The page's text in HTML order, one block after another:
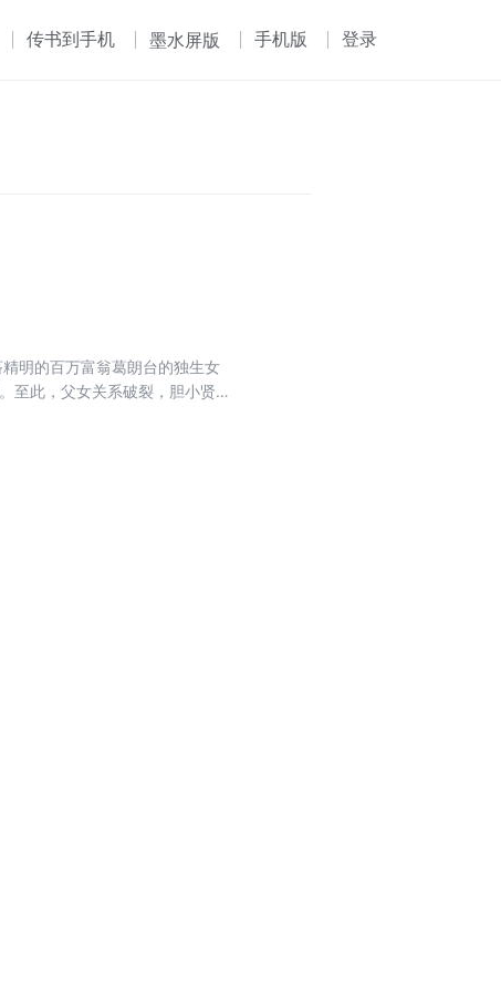
传书到手机 墨水屏版 手机版 登录
明的百万富翁葛朗台的独生女
至此，父女关系破裂，胆小贤淑